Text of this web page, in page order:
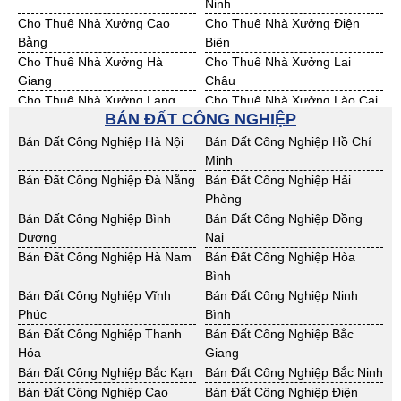
Ninh
Cho Thuê Nhà Xưởng Cao
Bằng
Cho Thuê Nhà Xưởng Điện
Biên
Cho Thuê Nhà Xưởng Hà
Giang
Cho Thuê Nhà Xưởng Lai
Châu
Cho Thuê Nhà Xưởng Lạng
Cho Thuê Nhà Xưởng Lào Cai
Cho Thuê Nhà Xưởng Nam
Cho Thuê Nhà Xưởng Phú Thọ
Cho Thuê Nhà Xưởng Sơn La
Cho Thuê Nhà Xưởng Thái
Bình
Cho Thuê Nhà Xưởng Thái
Nguyên
Cho Thuê Nhà Xưởng Tuyên
Quang
Cho Thuê Nhà Xưởng Yên Bái
Cho Thuê Nhà Xưởng Thừa T.
Huế
Cho Thuê Nhà Xưởng Khánh
Hoà
Cho Thuê Nhà Xưởng Lâm
Đồng
Cho Thuê Nhà Xưởng Bình
Định
Cho Thuê Nhà Xưởng Bình
Thuận
Cho Thuê Nhà Xưởng Đăk
Nông
Cho Thuê Nhà Xưởng ĐắkLắk
BÁN ĐẤT CÔNG NGHIỆP
Bán Đất Công Nghiệp Hà Nội
Bán Đất Công Nghiệp Hồ Chí
Minh
Bán Đất Công Nghiệp Đà Nẵng
Bán Đất Công Nghiệp Hải
Phòng
Bán Đất Công Nghiệp Bình
Dương
Bán Đất Công Nghiệp Đồng
Nai
Bán Đất Công Nghiệp Hà Nam
Bán Đất Công Nghiệp Hòa
Bình
Bán Đất Công Nghiệp Vĩnh
Phúc
Bán Đất Công Nghiệp Ninh
Bình
Bán Đất Công Nghiệp Thanh
Hóa
Bán Đất Công Nghiệp Bắc
Giang
Bán Đất Công Nghiệp Bắc Kạn
Bán Đất Công Nghiệp Bắc Ninh
Bán Đất Công Nghiệp Cao
Bán Đất Công Nghiệp Điện